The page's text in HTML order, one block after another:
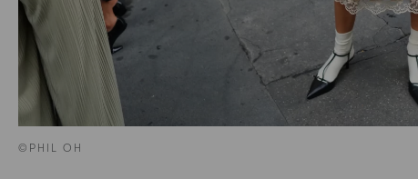
©PHIL OH